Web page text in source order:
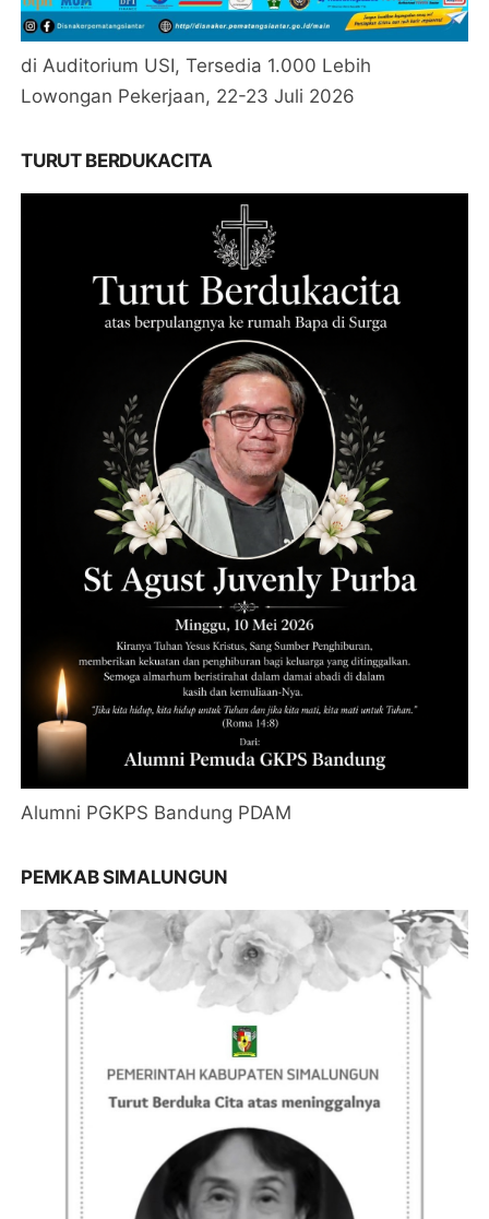
di Auditorium USI, Tersedia 1.000 Lebih
Lowongan Pekerjaan, 22-23 Juli 2026
TURUT BERDUKACITA
Alumni PGKPS Bandung PDAM
PEMKAB SIMALUNGUN